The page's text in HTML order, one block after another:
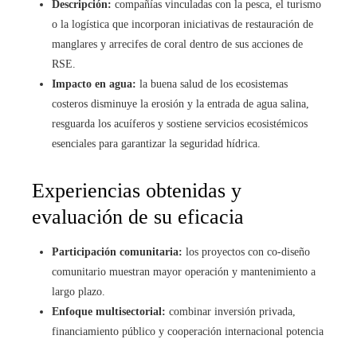
Descripción: compañías vinculadas con la pesca, el turismo
o la logística que incorporan iniciativas de restauración de
manglares y arrecifes de coral dentro de sus acciones de
RSE.
Impacto en agua: la buena salud de los ecosistemas
costeros disminuye la erosión y la entrada de agua salina,
resguarda los acuíferos y sostiene servicios ecosistémicos
esenciales para garantizar la seguridad hídrica.
Experiencias obtenidas y
evaluación de su eficacia
Participación comunitaria: los proyectos con co‑diseño
comunitario muestran mayor operación y mantenimiento a
largo plazo.
Enfoque multisectorial: combinar inversión privada,
financiamiento público y cooperación internacional potencia